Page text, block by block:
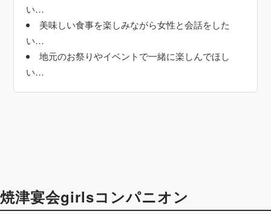
い…
美味しい食事を楽しみながら女性と会話をした
い…
地元のお祭りやイベントで一緒に楽しんでほし
い…
焼津宴会girlsコンパニオン